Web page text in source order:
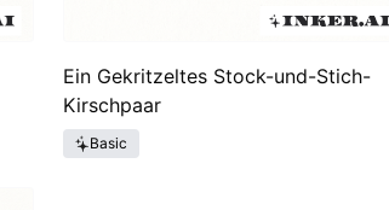
Ein Gekritzeltes Stock-und-Stich-
Kirschpaar
Basic